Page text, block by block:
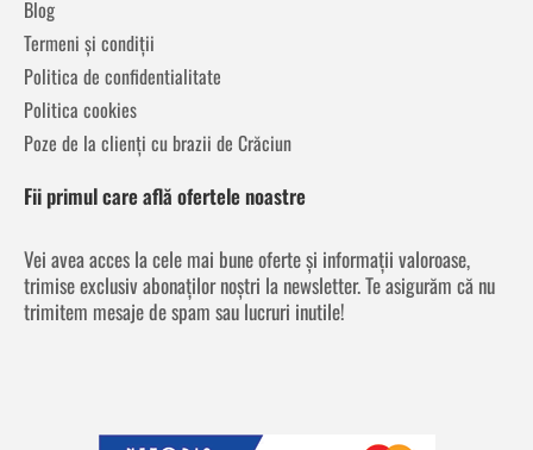
Blog
Termeni și condiții
Politica de confidentialitate
Politica cookies
Poze de la clienți cu brazii de Crăciun
Fii primul care află ofertele noastre
Vei avea acces la cele mai bune oferte și informații valoroase,
trimise exclusiv abonaților noștri la newsletter. Te asigurăm că nu
trimitem mesaje de spam sau lucruri inutile!